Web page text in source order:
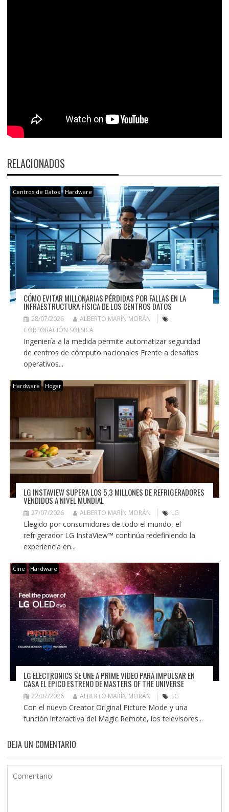
RELACIONADOS
Centros de Datos Hardware
CÓMO EVITAR MILLONARIAS PÉRDIDAS POR FALLAS EN LA
INFRAESTRUCTURA FÍSICA DE LOS CENTROS DATOS
28/07/2026
ALBERTO MARÍN MORÁN
CORPORACIÓN SOLSICA
Ingeniería a la medida permite automatizar seguridad
de centros de cómputo nacionales Frente a desafíos
operativos...
Hardware Hogar
LG INSTAVIEW SUPERA LOS 5.3 MILLONES DE REFRIGERADORES
VENDIDOS A NIVEL MUNDIAL
27/07/2026 ALBERTO MARÍN MORÁN LG
Elegido por consumidores de todo el mundo, el
refrigerador LG InstaView™ continúa redefiniendo la
experiencia en...
Cine Hardware
LG ELECTRONICS SE UNE A PRIME VIDEO PARA IMPULSAR EN
CASA EL ÉPICO ESTRENO DE MASTERS OF THE UNIVERSE
22/07/2026 ALBERTO MARÍN MORÁN LG
Con el nuevo Creator Original Picture Mode y una
función interactiva del Magic Remote, los televisores...
DEJA UN COMENTARIO